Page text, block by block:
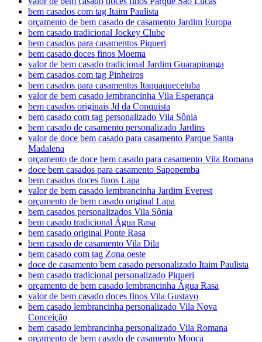
bem casados com tag Itaim Paulista
orçamento de bem casado de casamento Jardim Europa
bem casado tradicional Jockey Clube
bem casados para casamentos Piqueri
bem casado doces finos Moema
valor de bem casado tradicional Jardim Guarapiranga
bem casados com tag Pinheiros
bem casados para casamentos Itaquaquecetuba
valor de bem casado lembrancinha Vila Esperança
bem casados originais Jd da Conquista
bem casado com tag personalizado Vila Sônia
bem casado de casamento personalizado Jardins
valor de doce bem casado para casamento Parque Santa
Madalena
orçamento de doce bem casado para casamento Vila Romana
doce bem casados para casamento Sapopemba
bem casados doces finos Lapa
valor de bem casado lembrancinha Jardim Everest
orçamento de bem casado original Lapa
bem casados personalizados Vila Sônia
bem casado tradicional Água Rasa
bem casado original Ponte Rasa
bem casado de casamento Vila Dila
bem casado com tag Zona oeste
doce de casamento bem casado personalizado Itaim Paulista
bem casado tradicional personalizado Piqueri
orçamento de bem casado lembrancinha Água Rasa
valor de bem casado doces finos Vila Gustavo
bem casado lembrancinha personalizado Vila Nova
Conceição
bem casado lembrancinha personalizado Vila Romana
orçamento de bem casado de casamento Mooca